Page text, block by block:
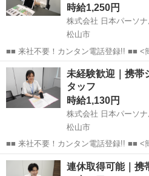
時給1,250円
株式会社 日本パーソ
松山市
■■ 来社不要！カンタン電話登録!! ■■ <
事紹介> で、来社なくお仕事探しが可
電話で希望を伝えるだけでOK★ 営業
あります♪ ご希...
愛媛 松山市 店長
未経験歓迎｜携帯
タッフ
時給1,130円
株式会社 日本パーソ
松山市
■■ 来社不要！カンタン電話登録!! ■■ <
事紹介> で、来社なくお仕事探しが可
電話で希望を伝えるだけでOK★ 営業
愛媛 松山市 店長
連休取得可能｜携